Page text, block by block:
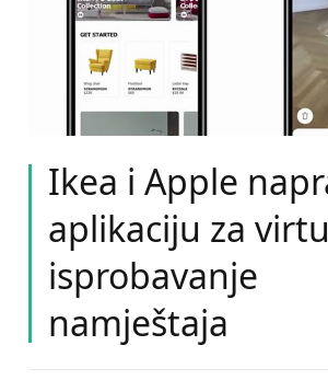
Ikea i Apple
aplikaciju za
isprobavanje
namještaja